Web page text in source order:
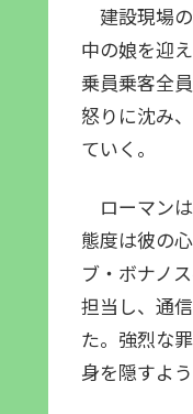
建設現場
中の娘を迎
乗員乗客全
怒りに沈み
ていく。
ローマン
態度は彼の
ブ・ボナノ
担当し、通
た。強烈な
身を隠すよ